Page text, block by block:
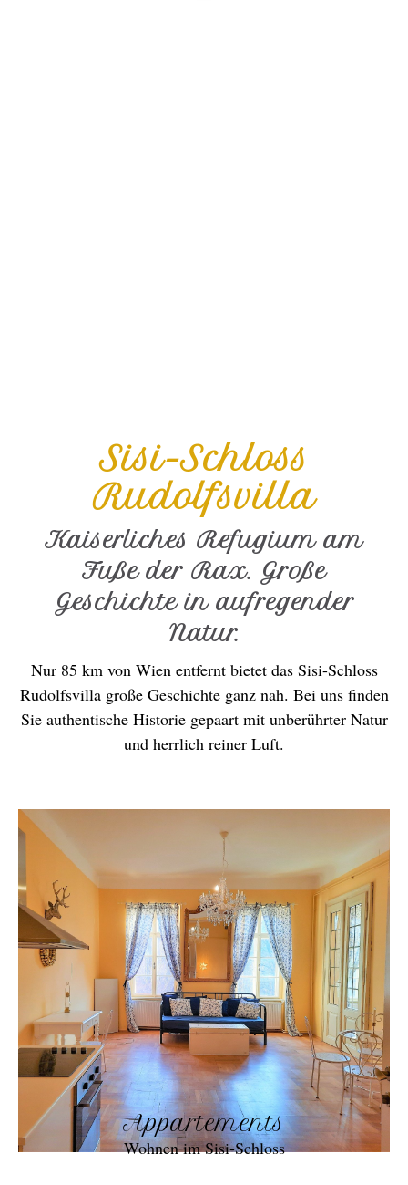
Sisi-Schloss
Rudolfsvilla
Kaiserliches Refugium am
Fuße der Rax. Große
Geschichte in aufregender
Natur.
Nur 85 km von Wien entfernt bietet das Sisi-Schloss
Rudolfsvilla große Geschichte ganz nah. Bei uns finden
Sie authentische Historie gepaart mit unberührter Natur
und herrlich reiner Luft.
Appartements
Wohnen im Sisi-Schloss